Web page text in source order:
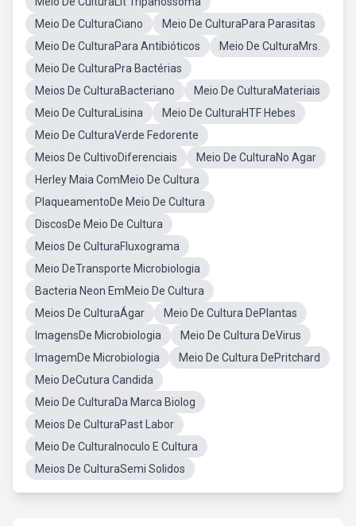
Meio De CulturaCiano
Meio De CulturaPara Parasitas
Meio De CulturaPara Antibióticos
Meio De CulturaMrs.
Meio De CulturaPra Bactérias
Meios De CulturaBacteriano
Meio De CulturaMateriais
Meio De CulturaLisina
Meio De CulturaHTF Hebes
Meio De CulturaVerde Fedorente
Meios De CultivoDiferenciais
Meio De CulturaNo Agar
Herley Maia ComMeio De Cultura
PlaqueamentoDe Meio De Cultura
DiscosDe Meio De Cultura
Meios De CulturaFluxograma
Meio DeTransporte Microbiologia
Bacteria Neon EmMeio De Cultura
Meios De CulturaÁgar
Meio De Cultura DePlantas
ImagensDe Microbiologia
Meio De Cultura DeVirus
ImagemDe Microbiologia
Meio De Cultura DePritchard
Meio DeCutura Candida
Meio De CulturaDa Marca Biolog
Meios De CulturaPast Labor
Meio De CulturaInoculo E Cultura
Meios De CulturaSemi Solidos